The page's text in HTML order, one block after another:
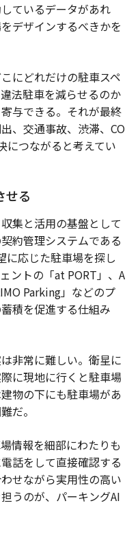
ているデータがあれ
デザインするべきかを
にどれだけの駐車スペ
法駐車を減らせるのか
与できる。それが最終
、交通事故、渋滞、CO
につながると考えてい
せる
集と活用の基盤として
約管理システムである
に応じた駐車場を探し
ントの「at PORT」、A
Parking」などのプ
積を促進する仕組み
非常に難しい。衛星に
に現地に行くと駐車場
物の下にも駐車場があ
だ。
情報を細部にわたりも
話をして直接確認する
せながら実用性の高い
うのが、パーキングAI